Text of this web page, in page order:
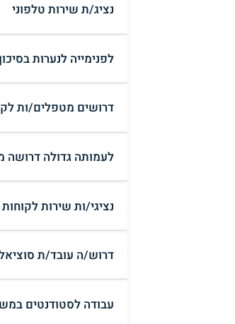
נציג/ת שירות טלפוני
לפנימייה לנערות
דרושים מטפלים/ות
לעמותה גדולה דרושה
נציגי/ות שירות
דרוש/ה עובד/ת סוציאלי/ת
עבודה לסטודנטים